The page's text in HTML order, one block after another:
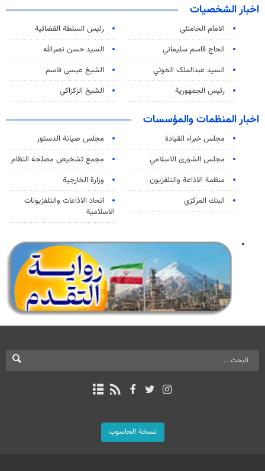
اخبار الشخصيات
الامام الخامنئي
رئیس السلطة القضائیة
الحاج قاسم سليماني
السيد حسن نصرالله
السید عبدالملک الحوثي
الشيخ عيسى قاسم
رئيس الجمهورية
الشيخ الزكزاكي
اخبار المنظمات والمؤسسات
مجلس خبراء القيادة
مجلس صيانة الدستور
مجلس الشورى الاسلامي
مجمع تشخيص مصلحة النظام
منظمة الاذاعة والتلفزیون
وزارة الخارجية
البنك المركزي
اتحاد الاذاعات والتلفزيونات
الاسلامية
نسخة الحاسوب